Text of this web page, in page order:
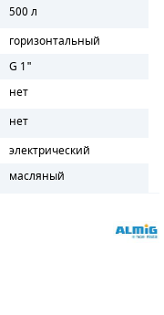
500 л
горизонтальный
G 1"
нет
нет
электрический
масляный